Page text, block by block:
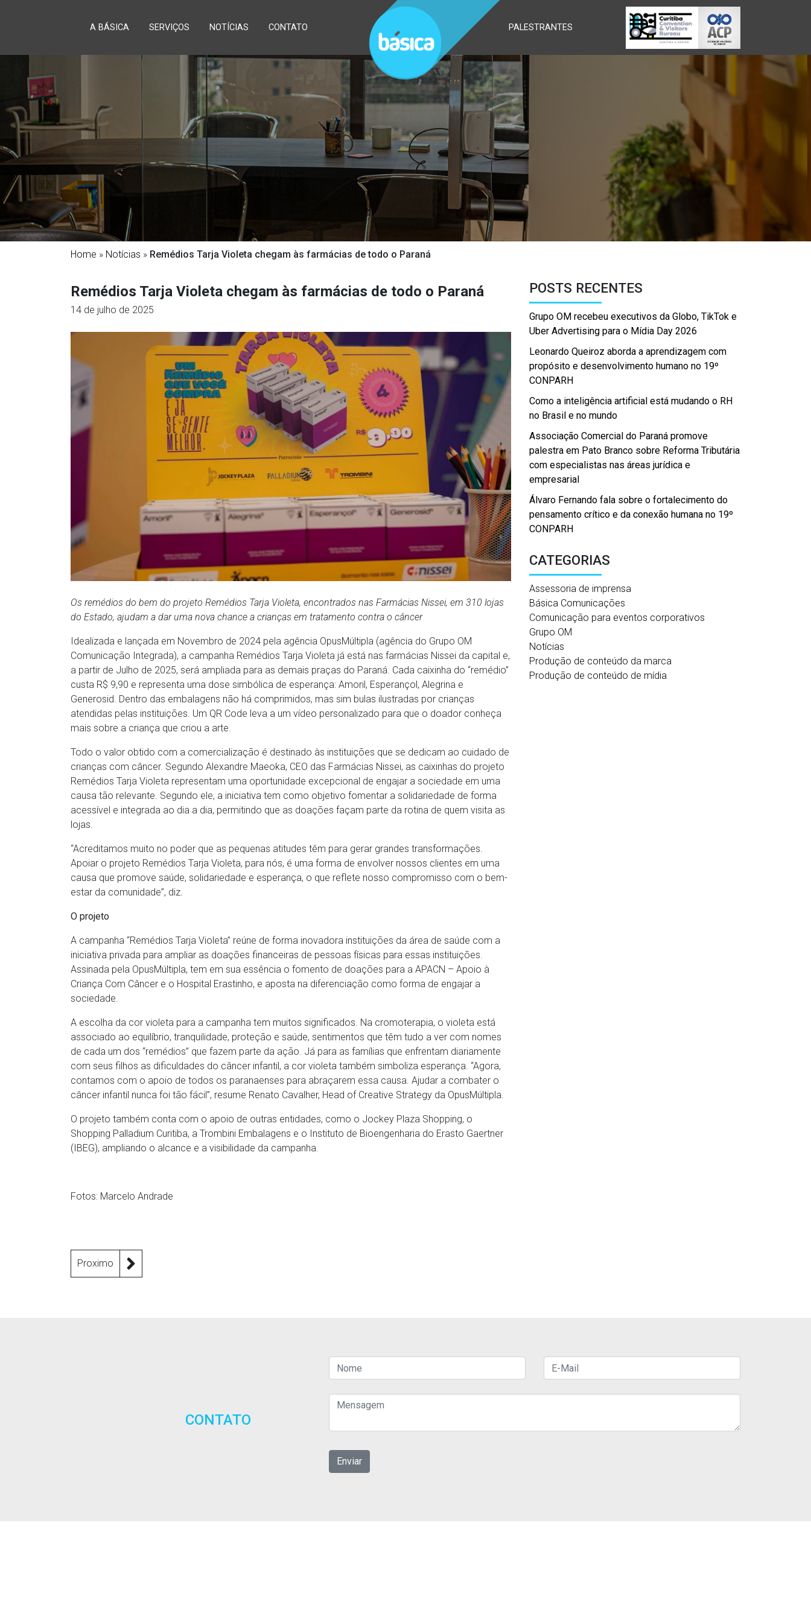
A BÁSICA SERVIÇOS NOTÍCIAS CONTATO PALESTRANTES
Home » Notícias » Remédios Tarja Violeta chegam às farmácias de todo o Paraná
Remédios Tarja Violeta chegam às farmácias de todo o Paraná
14 de julho de 2025
Os remédios do bem do projeto Remédios Tarja Violeta, encontrados nas Farmácias Nissei, em 310 lojas
do Estado, ajudam a dar uma nova chance a crianças em tratamento contra o câncer
Idealizada e lançada em Novembro de 2024 pela agência OpusMúltipla (agência do Grupo OM
Comunicação Integrada), a campanha Remédios Tarja Violeta já está nas farmácias Nissei da capital e,
a partir de Julho de 2025, será ampliada para as demais praças do Paraná. Cada caixinha do “remédio”
custa R$ 9,90 e representa uma dose simbólica de esperança: Amoril, Esperançol, Alegrina e
Generosid. Dentro das embalagens não há comprimidos, mas sim bulas ilustradas por crianças
atendidas pelas instituições. Um QR Code leva a um vídeo personalizado para que o doador conheça
mais sobre a criança que criou a arte.
Todo o valor obtido com a comercialização é destinado às instituições que se dedicam ao cuidado de
crianças com câncer. Segundo Alexandre Maeoka, CEO das Farmácias Nissei, as caixinhas do projeto
Remédios Tarja Violeta representam uma oportunidade excepcional de engajar a sociedade em uma
causa tão relevante. Segundo ele, a iniciativa tem como objetivo fomentar a solidariedade de forma
acessível e integrada ao dia a dia, permitindo que as doações façam parte da rotina de quem visita as
lojas.
“Acreditamos muito no poder que as pequenas atitudes têm para gerar grandes transformações.
Apoiar o projeto Remédios Tarja Violeta, para nós, é uma forma de envolver nossos clientes em uma
causa que promove saúde, solidariedade e esperança, o que reflete nosso compromisso com o bem-
estar da comunidade”, diz.
O projeto
A campanha “Remédios Tarja Violeta” reúne de forma inovadora instituições da área de saúde com a
iniciativa privada para ampliar as doações financeiras de pessoas físicas para essas instituições.
Assinada pela OpusMúltipla, tem em sua essência o fomento de doações para a APACN – Apoio à
Criança Com Câncer e o Hospital Erastinho, e aposta na diferenciação como forma de engajar a
sociedade.
A escolha da cor violeta para a campanha tem muitos significados. Na cromoterapia, o violeta está
associado ao equilíbrio, tranquilidade, proteção e saúde, sentimentos que têm tudo a ver com nomes
de cada um dos “remédios” que fazem parte da ação. Já para as famílias que enfrentam diariamente
com seus filhos as dificuldades do câncer infantil, a cor violeta também simboliza esperança. “Agora,
contamos com o apoio de todos os paranaenses para abraçarem essa causa. Ajudar a combater o
câncer infantil nunca foi tão fácil”, resume Renato Cavalher, Head of Creative Strategy da OpusMúltipla.
O projeto também conta com o apoio de outras entidades, como o Jockey Plaza Shopping, o
Shopping Palladium Curitiba, a Trombini Embalagens e o Instituto de Bioengenharia do Erasto Gaertner
(IBEG), ampliando o alcance e a visibilidade da campanha. ​
Fotos: Marcelo Andrade
Proximo
POSTS RECENTES
Grupo OM recebeu executivos da Globo, TikTok e
Uber Advertising para o Mídia Day 2026
Leonardo Queiroz aborda a aprendizagem com
propósito e desenvolvimento humano no 19º
CONPARH
Como a inteligência artificial está mudando o RH
no Brasil e no mundo
Associação Comercial do Paraná promove
palestra em Pato Branco sobre Reforma Tributária
com especialistas nas áreas jurídica e
empresarial
Álvaro Fernando fala sobre o fortalecimento do
pensamento crítico e da conexão humana no 19º
CONPARH
CATEGORIAS
Assessoria de imprensa
Básica Comunicações
Comunicação para eventos corporativos
Grupo OM
Notícias
Produção de conteúdo da marca
Produção de conteúdo de mídia
CONTATO